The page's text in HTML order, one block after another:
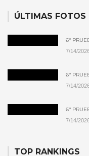
ÚLTIMAS FOTOS
6ª
7/14/
6ª
7/14/
6ª
7/14/
TOP RANKINGS